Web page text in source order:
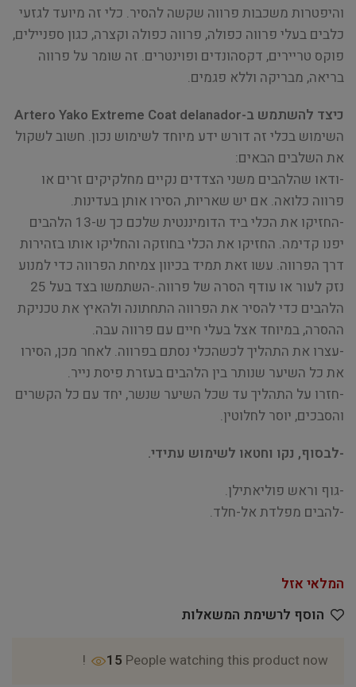
והיפטרות משכבות פרווה שקשה להסיר. כלי זה מיועד לגזעי
כלבים בעלי פרווה כפולה, פרווה כפולה וקצרה, כגון ספניילים,
פוקס טריירים, דקסהונדים ופוינטרים. זה שומר על פרווה
בריאה, מבריקה וללא פגמים.
כיצד להשתמש ב-Artero Yako Extreme Coat delanador
השימוש בכלי זה דורש ידע מיוחד לשימוש נכון. חשוב לשקול
את השלבים הבאים:
-ודאו שהלהבים משני הצדדים נקיים מחלקיקים זרים או
פרווה כלואה. אם יש שאריות, הסירו אותן בעדינות.
-החזיקו את הכלי ביד הדומיננטית שלכם כך ש-13 הלהבים
יפנו קדימה. החזיקו את הכלי בחוזקה והחליקו אותו בזהירות
דרך הפרווה. עשו זאת תמיד בכיוון צמיחת הפרווה כדי למנוע
נזק לעור או עודף הסרה של פרווה.-השתמשו בצד בעל 25
הלהבים כדי להסיר את הפרווה התחתונה ולהאיץ את טכניקת
ההסרה, במיוחד אצל בעלי חיים עם פרווה עבה.
-עצרו את התהליך לכשהכלי נסתם בפרווה. לאחר מכן, הסירו
את כל השיער שנותר בין הלהבים בעזרת פיסת נייר.
-חזרו על התהליך עד שכל השיער שנשר, יחד עם כל הקשרים
והסבכים, יוסר לחלוטין.
-לבסוף, נקו וחטאו לשימוש עתידי.
-גוף וראש פוליאתילן.
-להבים מפלדת אל-חלד.
המלאי אזל
הוסף לרשימת המשאלות
15 People watching this product now!